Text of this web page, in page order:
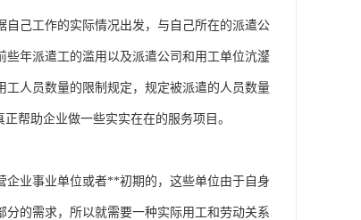
己工作的实际情况出发，与自己所在的派遣公
年派遣工的滥用以及派遣公司和用工单位沆瀣
人员数量的限制规定，规定被派遣的人员数量
帮助企业做一些实实在在的服务项目。
企业事业单位或者**初期的，这些单位由于自身
的需求，所以就需要一种实际用工和劳动关系